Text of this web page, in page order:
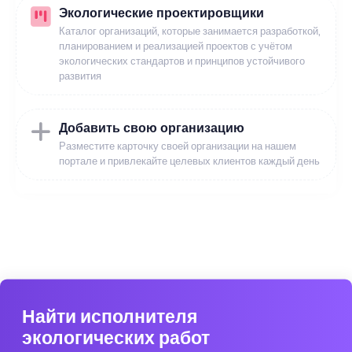
Экологические проектировщики
Каталог организаций, которые занимается разработкой,
планированием и реализацией проектов с учётом
экологических стандартов и принципов устойчивого
развития
Добавить свою организацию
Разместите карточку своей организации на нашем
портале и привлекайте целевых клиентов каждый день
Найти исполнителя
экологических работ